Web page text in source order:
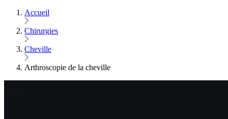
Accueil
Chirurgies
Cheville
Arthroscopie de la cheville